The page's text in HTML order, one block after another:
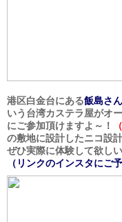
港区白金台にある飯島さ
いう台湾カステラ屋がオ
にご参加頂けますよ～！
の敷地に設計したニコ設
ぜひ実際に体験して欲し
（リンクのインスタにご